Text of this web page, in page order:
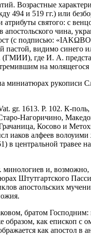
Возрастные
494 и 519 гг.) или
святого: с
чина,
(с подписью:
видимо синего
где И. А.
на молящегося
рукописи
1613. P. 102. К-поль,
Нагоричино,
Косово и
иаков алфеев
травее
и,
Штутгартского
апостольских
братом
как епископ
как апостол в